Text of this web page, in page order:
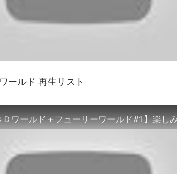
ールド 再生リスト